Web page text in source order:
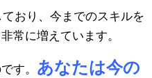
おり、今までのスキルを
常に増えています。
す。 あなたは今の